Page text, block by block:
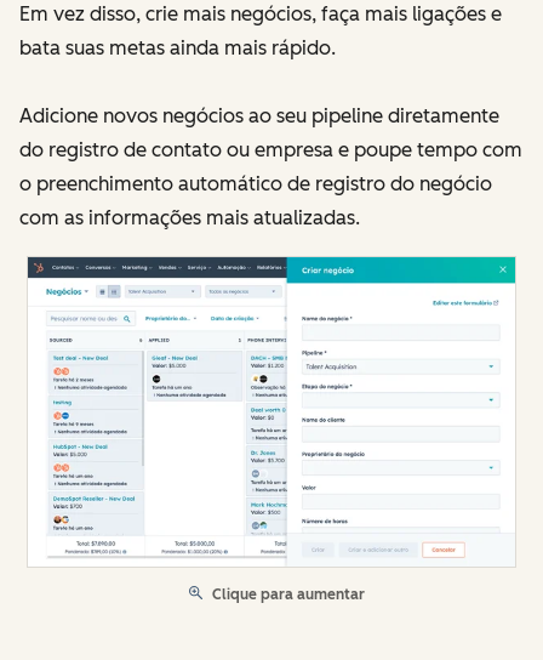
Em vez disso, crie mais negócios, faça mais ligações e
bata suas metas ainda mais rápido.
Adicione novos negócios ao seu pipeline diretamente
do registro de contato ou empresa e poupe tempo com
o preenchimento automático de registro do negócio
com as informações mais atualizadas.
Clique para aumentar